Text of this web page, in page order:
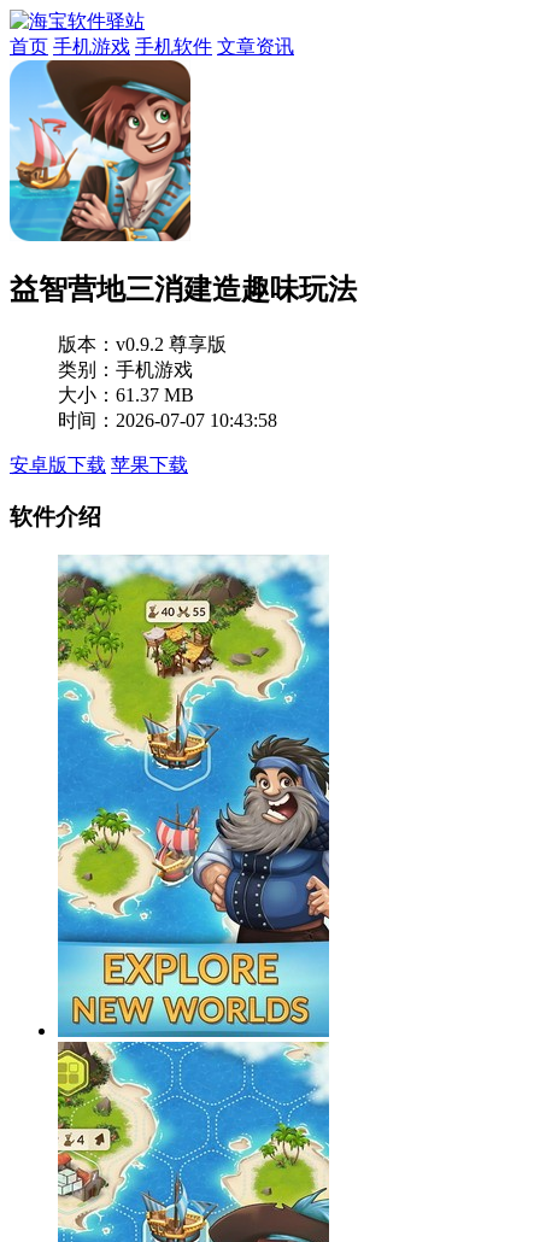
首页 手机游戏 手机软件 文章资讯
益智营地三消建造趣味玩法
版本： v0.9.2 尊享版
类别：手机游戏
大小：61.37 MB
时间：2026-07-07 10:43:58
安卓版下载 苹果下载
软件介绍